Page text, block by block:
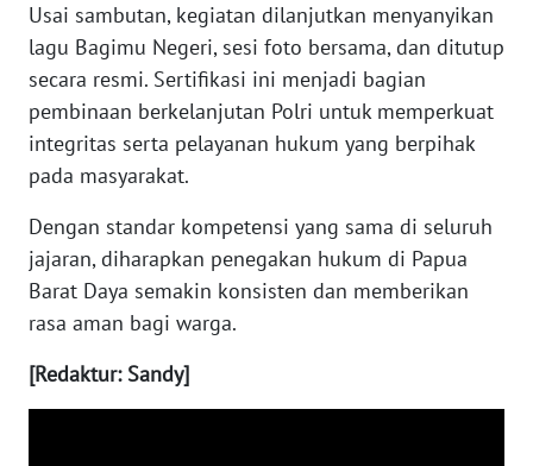
Usai sambutan, kegiatan dilanjutkan menyanyikan
lagu Bagimu Negeri, sesi foto bersama, dan ditutup
secara resmi. Sertifikasi ini menjadi bagian
pembinaan berkelanjutan Polri untuk memperkuat
integritas serta pelayanan hukum yang berpihak
pada masyarakat.
Dengan standar kompetensi yang sama di seluruh
jajaran, diharapkan penegakan hukum di Papua
Barat Daya semakin konsisten dan memberikan
rasa aman bagi warga.
[Redaktur: Sandy]
WN
LAMPUNG
JATENG
NUSANTARA
WN
JOGJA